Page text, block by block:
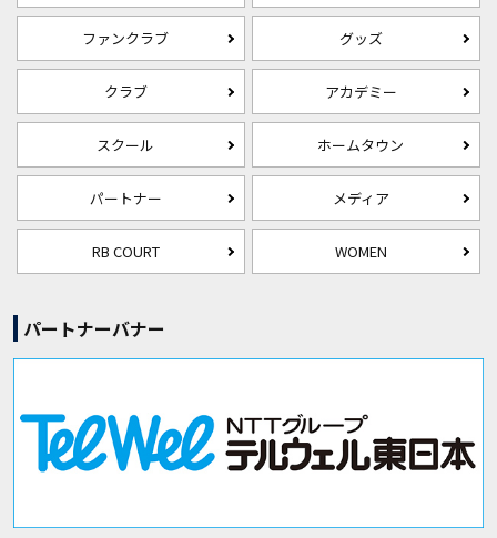
ファンクラブ グッズ
クラブ アカデミー
スクール ホームタウン
パートナー メディア
RB COURT WOMEN
パートナーバナー